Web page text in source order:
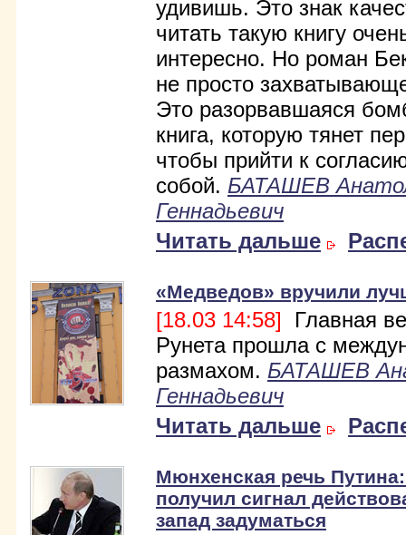
удивишь. Это знак
читать такую книгу
интересно. Но роман
не просто
Это разорвавшаяся
книга, которую тянет
чтобы прийти к
собой. БАТАШЕВ
Геннадьевич
Читать дальше
«Медведов» вручили
[18.03 14:58] Главная
Рунета прошла с
размахом. БАТАШЕВ
Геннадьевич
Читать дальше
Мюнхенская речь
получил сигнал
запад задуматься